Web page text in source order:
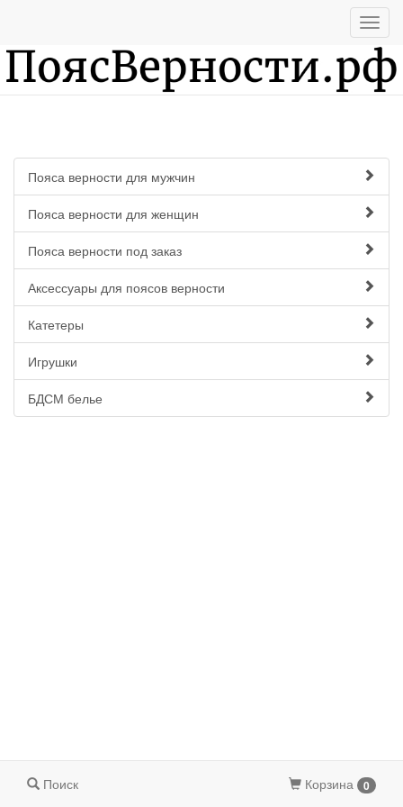
Пояса верности для мужчин
Пояса верности для женщин
Пояса верности под заказ
Аксессуары для поясов верности
Катетеры
Игрушки
БДСМ белье
Поиск Корзина 0